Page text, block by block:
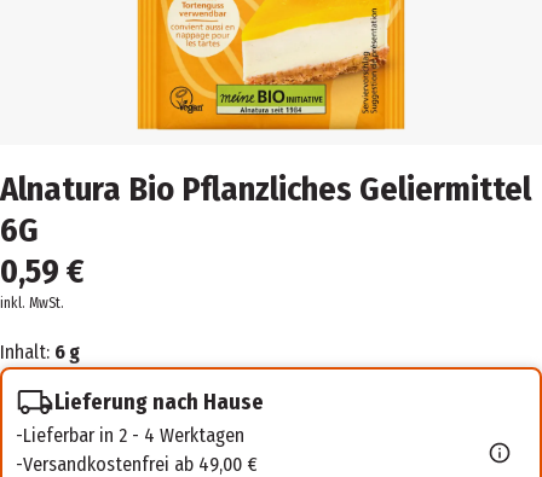
Alnatura Bio Pflanzliches Geliermittel
6G
0,59 €
inkl. MwSt.
Inhalt: 6 g
Lieferung nach Hause
Lieferbar in 2 - 4 Werktagen
Versandkostenfrei ab 49,00 €